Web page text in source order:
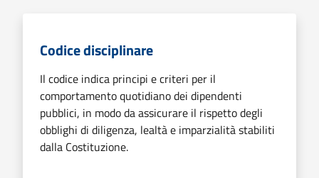
Codice disciplinare
Il codice indica principi e criteri per il
comportamento quotidiano dei dipendenti
pubblici, in modo da assicurare il rispetto degli
obblighi di diligenza, lealtà e imparzialità stabiliti
dalla Costituzione.